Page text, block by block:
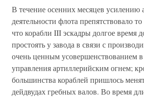
В течение осенних месяцев усилению
деятельности флота препятствовало то
что корабли III эскадры долгое время
простоять у завода в связи с
очень ценным усовершенствованием в
управления артиллерийским огнем;
большинства кораблей пришлось
дейдвудах гребных валов. Во время